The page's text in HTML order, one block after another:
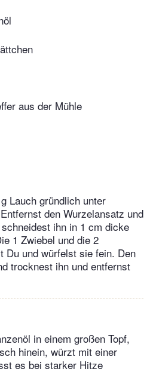
aus der Mühle
Lauch gründlich unter
den Wurzelansatz und
ihn in 1 cm dicke
1 Zwiebel und die 2
Du und würfelst sie fein. Den
trocknest ihn und entfernst
in einem großen Topf,
hinein, würzt mit einer
es bei starker Hitze